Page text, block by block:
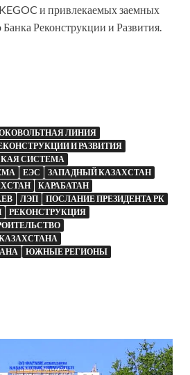
и привлекаемых заемных
Реконструкции и Развития.
ЛИНИЯ
И РАЗВИТИЯ
СИСТЕМА
ЕЭС
ЗАПАДНЫЙ КАЗАХСТАН
КАРАБАТАН
ЛЭП
ПОСЛАНИЕ ПРЕЗИДЕНТА РК
РЕКОНСТРУКЦИЯ
ЮЖНЫЕ РЕГИОНЫ